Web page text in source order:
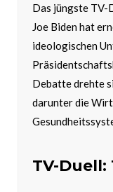
Das jüngste TV-
Joe Biden hat
ideologischen
Debatte drehte
darunter die
TV-